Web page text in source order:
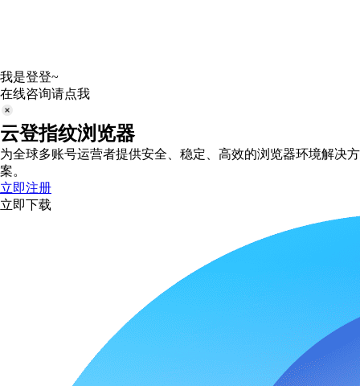
我是登登~
在线咨询请点我
云登指纹浏览器
为全球多账号运营者提供安全、稳定、高效的浏览器环境解决方
案。
立即注册
立即下载